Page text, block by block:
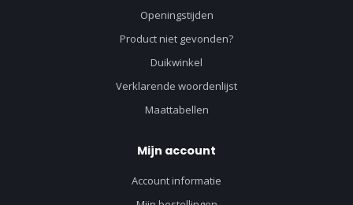
Openingstijden
Product niet gevonden?
Duikwinkel
Verklarende woordenlijst
Maattabellen
Mijn account
Account informatie